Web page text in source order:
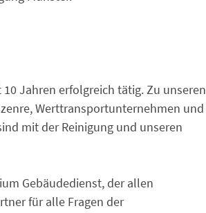
Jahren erfolgreich tätig. Zu unseren
Werttransportunternehmen und
mit der Reinigung und unseren
Gebäudedienst, der allen
für alle Fragen der